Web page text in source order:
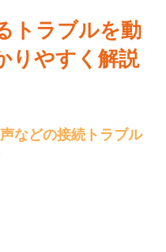
トラブルを動
りやすく解説
などの接続トラブル